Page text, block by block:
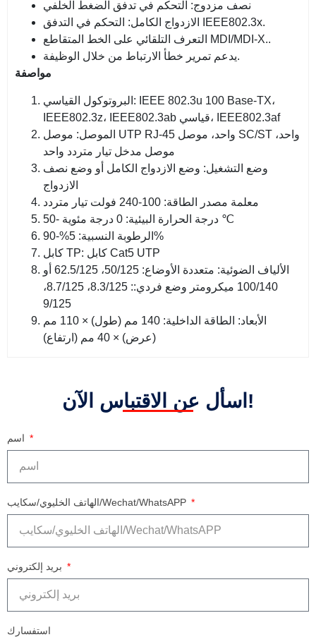
نصف مزدوج: التحكم في تدفق الضغط الخلفي
الازدواج الكامل: التحكم في التدفق IEEE802.3x.
التعرف التلقائي على الخط المتقاطع MDI/MDI-X..
يدعم تمرير خطأ الارتباط من خلال الوظيفة.
مواصفة
البروتوكول القياسي: IEEE 802.3u 100 Base-TX،
IEEE802.3z، IEEE802.3ab قياسي، IEEE802.3af
الموصل: موصل UTP RJ-45 واحد، موصل SC/ST واحد،
وضع التشغيل: وضع الازدواج الكامل أو وضع نصف
الازدواج
درجة الحرارة البيئية: 0 درجة مئوية -50 ℃
الرطوبة النسبية: 5%-90%
كابل TP: كابل Cat5 UTP
الألياف الضوئية: متعددة الأوضاع: 50/125، 62.5/125 أو
100/140 ميكرومتر وضع فردي:: 8.3/125، 8.7/125،
الأبعاد: الطاقة الداخلية: 140 مم (طول) × 110 مم
اسأل عن الاقتباس الآن!
الهاتف الخليوي/سكايب/Wechat/WhatsAPP
استفسارك